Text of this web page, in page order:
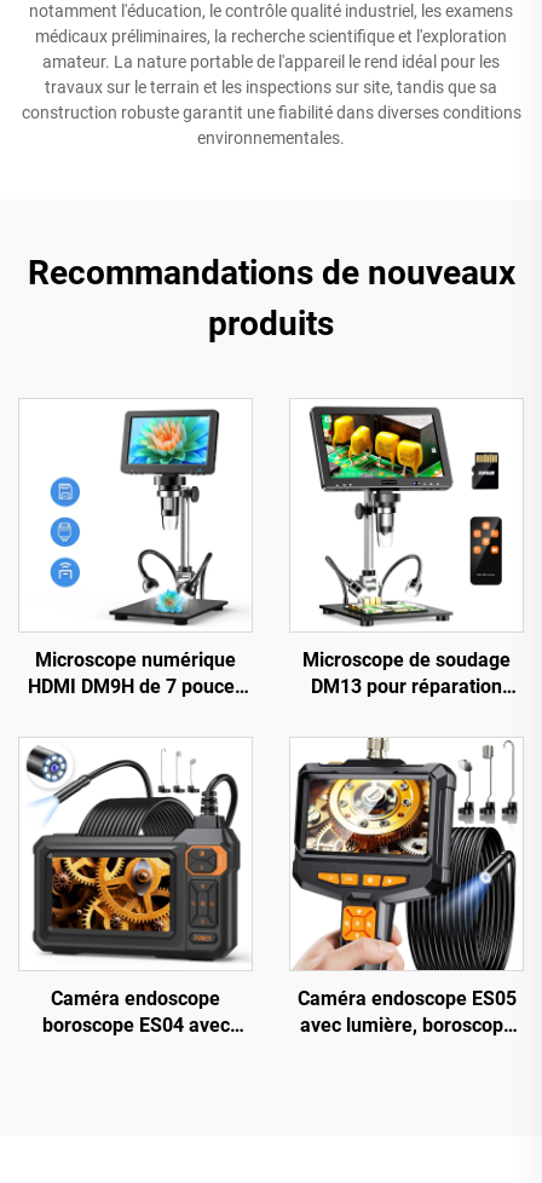
notamment l'éducation, le contrôle qualité industriel, les examens
médicaux préliminaires, la recherche scientifique et l'exploration
amateur. La nature portable de l'appareil le rend idéal pour les
travaux sur le terrain et les inspections sur site, tandis que sa
construction robuste garantit une fiabilité dans diverses conditions
environnementales.
Recommandations de nouveaux
produits
Microscope numérique
HDMI DM9H de 7 pouces
microscope pour pièces de
monnaie 16 MP pour
soudure
Microscope de soudage
DM13 pour réparation
monnaie, bijoux avec 10
LED
Caméra endoscope
boroscope ES04 avec
Caméra endoscope ES05
avec lumière, boroscope